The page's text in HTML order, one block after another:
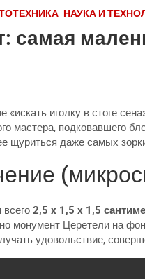
НАУКА И
самая
иголку в стоге
мастера, подковавшего
щуриться даже самых
2,5 x 1,5 x 1,5
монумент Церетели на
удовольствие,